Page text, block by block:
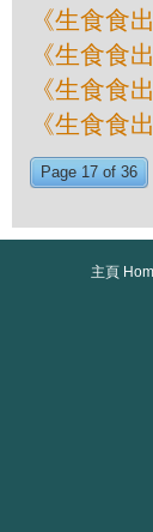
《生食食
《生食食
《生食食
《生食食
Page 17 of 36
主頁